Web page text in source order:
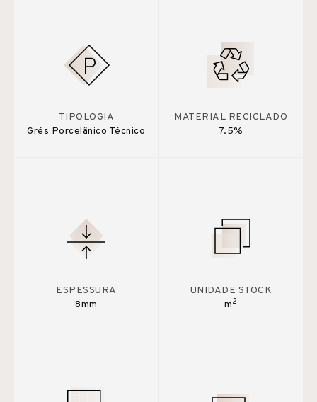
TIPOLOGIA
Grés Porcelânico Técnico
MATERIAL RECICLADO
7.5%
ESPESSURA
8mm
UNIDADE STOCK
m2